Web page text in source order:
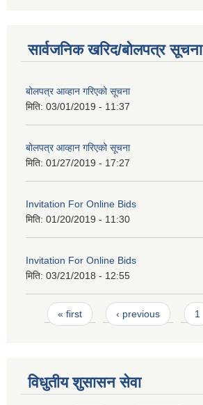
सार्वजनिक खरिद/बोलपत्र सूचना
बोलपत्र आव्हान गरिएको सूचना
मिति: 03/01/2019 - 11:37
बोलपत्र आव्हान गरिएको सूचना
मिति: 01/27/2019 - 17:27
Invitation For Online Bids
मिति: 01/20/2019 - 11:30
Invitation For Online Bids
मिति: 03/21/2018 - 12:55
Pages
« first ‹ previous 1
विधुतीय शुसासन सेवा